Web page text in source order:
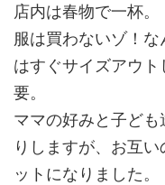
店内は春物で一杯。
服は買わないゾ！
はすぐサイズアウ
要。
ママの好みと子ど
りしますが、お互
ットになりました。